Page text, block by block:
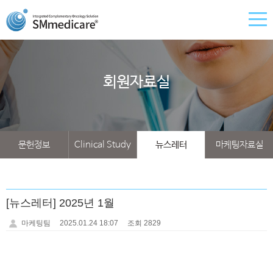
회원자료실
문헌정보 Clinical Study 뉴스레터 마케팅자료실
[뉴스레터] 2025년 1월
마케팅팀 2025.01.24 18:07 조회 2829